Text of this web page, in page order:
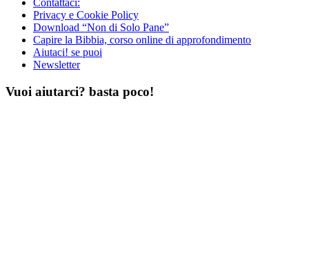
Privacy e Cookie Policy
Download “Non di Solo Pane”
Capire la Bibbia, corso online di approfondimento
Aiutaci! se puoi
Newsletter
Vuoi aiutarci? basta poco!